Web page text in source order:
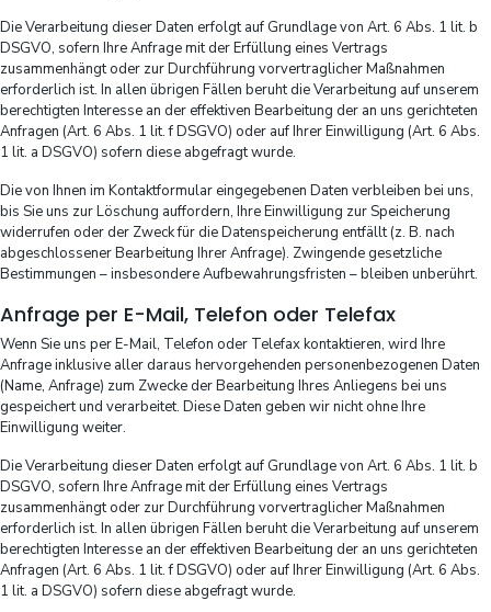
Die Verarbeitung dieser Daten erfolgt auf Grundlage von Art. 6 Abs. 1 lit. b
DSGVO, sofern Ihre Anfrage mit der Erfüllung eines Vertrags
zusammenhängt oder zur Durchführung vorvertraglicher Maßnahmen
erforderlich ist. In allen übrigen Fällen beruht die Verarbeitung auf unserem
berechtigten Interesse an der effektiven Bearbeitung der an uns gerichteten
Anfragen (Art. 6 Abs. 1 lit. f DSGVO) oder auf Ihrer Einwilligung (Art. 6 Abs.
1 lit. a DSGVO) sofern diese abgefragt wurde.
Die von Ihnen im Kontaktformular eingegebenen Daten verbleiben bei uns,
bis Sie uns zur Löschung auffordern, Ihre Einwilligung zur Speicherung
widerrufen oder der Zweck für die Datenspeicherung entfällt (z. B. nach
abgeschlossener Bearbeitung Ihrer Anfrage). Zwingende gesetzliche
Bestimmungen – insbesondere Aufbewahrungsfristen – bleiben unberührt.
Anfrage per E-Mail, Telefon oder Telefax
Wenn Sie uns per E-Mail, Telefon oder Telefax kontaktieren, wird Ihre
Anfrage inklusive aller daraus hervorgehenden personenbezogenen Daten
(Name, Anfrage) zum Zwecke der Bearbeitung Ihres Anliegens bei uns
gespeichert und verarbeitet. Diese Daten geben wir nicht ohne Ihre
Einwilligung weiter.
Die Verarbeitung dieser Daten erfolgt auf Grundlage von Art. 6 Abs. 1 lit. b
DSGVO, sofern Ihre Anfrage mit der Erfüllung eines Vertrags
zusammenhängt oder zur Durchführung vorvertraglicher Maßnahmen
erforderlich ist. In allen übrigen Fällen beruht die Verarbeitung auf unserem
berechtigten Interesse an der effektiven Bearbeitung der an uns gerichteten
Anfragen (Art. 6 Abs. 1 lit. f DSGVO) oder auf Ihrer Einwilligung (Art. 6 Abs.
1 lit. a DSGVO) sofern diese abgefragt wurde.